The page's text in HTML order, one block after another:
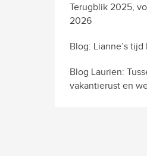
Terugblik 2025,
2026
Blog: Lianne’s
Blog Laurien:
vakantierust en